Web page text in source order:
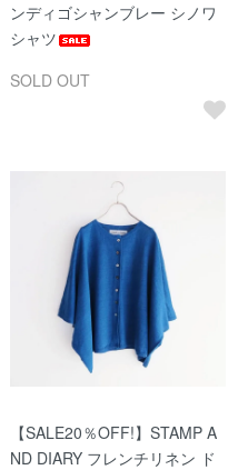
ンディゴシャンブレー シノワ
シャツ
SOLD OUT
【SALE20％OFF!】STAMP A
ND DIARY フレンチリネン ド